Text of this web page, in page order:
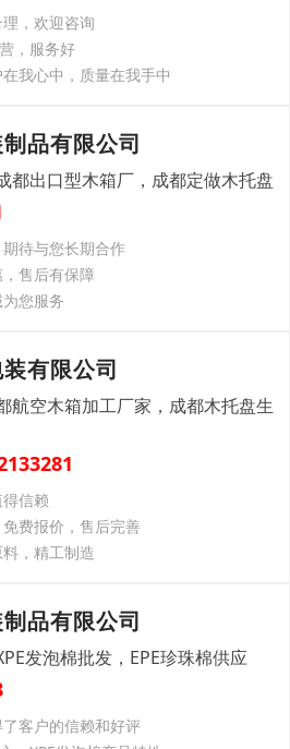
，欢迎咨询
，服务好
我心中，质量在我手中
品有限公司
都出口型木箱厂，成都定做木托盘
待与您长期合作
售后有保障
您服务
有限公司
航空木箱加工厂家，成都木托盘生
信赖
费报价，售后完善
，精工制造
品有限公司
发泡棉批发，EPE珍珠棉供应
客户的信赖和好评